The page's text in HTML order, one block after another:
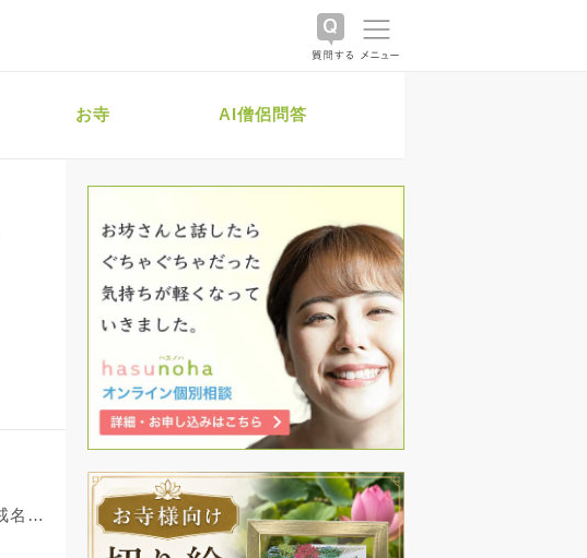
お寺 AI僧侶問答
50年前に祖母から死産で亡くなった子がいます。 死産だったため、当時は特に名前も戒名も付けずに知り合いのお寺の供養塔に入れました。長年、名前がなかったのですが、お坊さんから戒名をつけるよう勧められて戒名をつけてもらいました。 戒名をつけてもらった後も供養塔にお参りしていましたが、埋葬したのが共同の供養塔であったことと、俗名がないため戒名等は供養塔や石に彫られていません。 今から3年前、祖父が亡くなりお墓を選ぶことになったのですが・・・。 私の両親があまり信心深くないためにコスト面ばかりを重視した結果、この水子が入っているお寺とは別のお寺に、お墓を契約して祖父を埋蔵してしまいました。 祖父のお墓も「〇〇家の墓」というよりは供養塔のようなものです。 亡くなった方を複数人埋葬(血のつながり関係なくお寺と契約した人が入れる）していて、ここに埋葬された方は石に俗名や戒名、命日が刻まれます。 現在の状態だと、親子が別のお寺(宗派も違う)のそれぞれ違うお墓に入っていることになるので個人的にあまりいい気持ちがしません。 水子を現在入っている供養塔から祖父のお墓(こちらも供養塔のようなものですが)に移してあげたいと思うのですが、どうすればいいでしょうか？ 50年も前のことですし、「人間」として生まれてきていないため、 この水子には何も形がないです。 おそらく儀式などは形式的なものになるのかとは思いますが・・・。 また、俗にいう魂抜きをして、移動先のお寺に移すとなった場合には石に名前や戒名を彫るべきなのでしょうか？ (人の形をして生まれてこなかった仏様なので俗名がないです) それとも、形式的に移すだけで石に戒名などを彫らなくても問題ないでしょうか？教えてください。 ちなみに宗派は水子が入っているお寺が曹洞宗、 祖父が入っているお寺が真言宗です。